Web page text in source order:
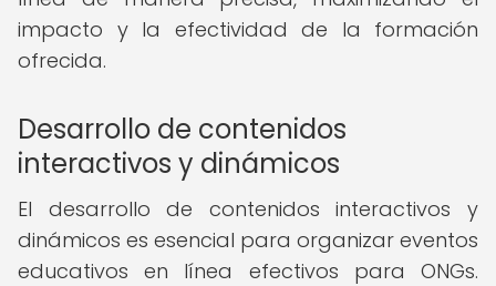
impacto y la efectividad de la formación
ofrecida.
Desarrollo de contenidos
interactivos y dinámicos
El desarrollo de contenidos interactivos y
dinámicos es esencial para organizar eventos
educativos en línea efectivos para ONGs.